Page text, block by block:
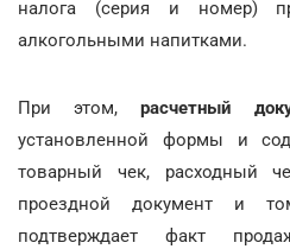
налога (серия и номер)
алкогольными напитками.
При этом, расчетный
установленной формы и
товарный чек, расходный
проездной документ и
подтверждает факт